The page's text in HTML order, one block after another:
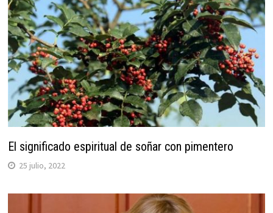
El significado espiritual de soñar con pimentero
25 julio, 2022